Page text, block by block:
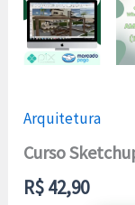
Arquitetura
Curso
R$42,90